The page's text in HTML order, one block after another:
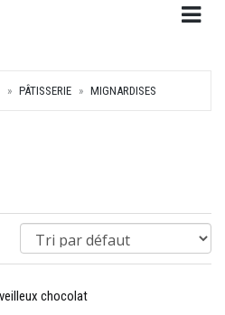
PÂTISSERIE MIGNARDISES
chocolat